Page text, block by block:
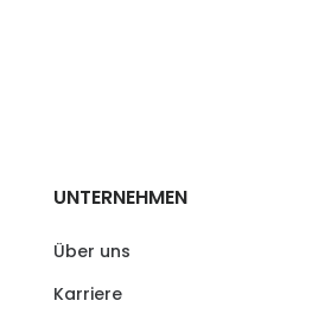
UNTERNEHMEN
Über uns
Karriere